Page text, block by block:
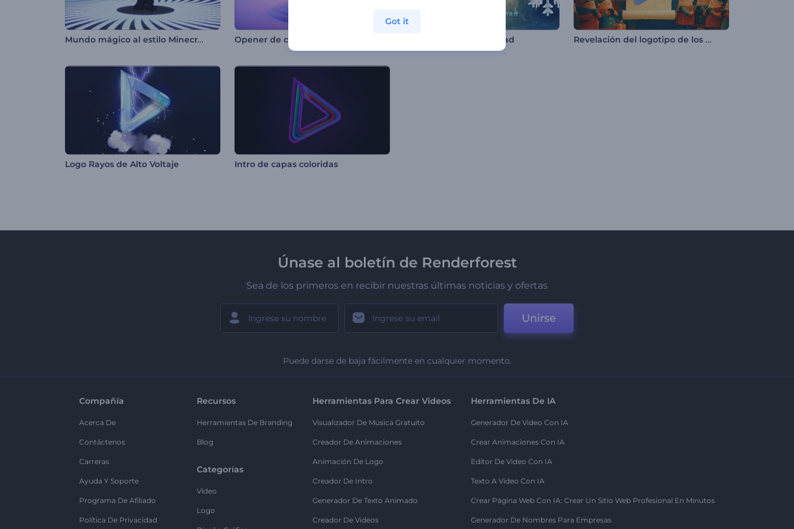
Mundo mágico al estilo Minecraft Intro - Saludo de Navidad Revelación del logotipo de los elfos de Santa Claus
Logo Rayos de Alto Voltaje Intro de capas coloridas
Únase al boletín de Renderforest
Sea de los primeros en recibir nuestras últimas noticias y ofertas
Unirse
Puede darse de baja fácilmente en cualquier momento.
Compañía
Acerca De
Contáctenos
Carreras
Ayuda Y Soporte
Programa De Afiliado
Política De Privacidad
Recursos
Herramientas De Branding
Blog
Categorías
Vídeo
Logo
Herramientas Para Crear Videos
Visualizador De Música Gratuito
Creador De Animaciones
Animación De Logo
Creador De Intro
Generador De Texto Animado
Creador De Videos
Herramientas De IA
Generador De Video Con IA
Crear Animaciones Con IA
Editor De Video Con IA
Texto A Video Con IA
Crear Página Web Con IA: Crear Un Sitio Web Profesional En Minutos
Generador De Nombres Para Empresas
Got it